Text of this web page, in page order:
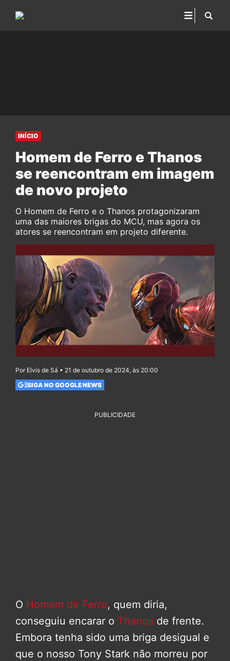
INÍCIO
Homem de Ferro e Thanos
se reencontram em imagem
de novo projeto
O Homem de Ferro e o Thanos protagonizaram
uma das maiores brigas do MCU, mas agora os
atores se reencontram em projeto diferente.
Por Elvis de Sá • 21 de outubro de 2024, às 20:00
SIGA NO GOOGLE NEWS
PUBLICIDADE
O Homem de Ferro, quem diria,
conseguiu encarar o Thanos de frente.
Embora tenha sido uma briga desigual e
que o nosso Tony Stark não morreu por